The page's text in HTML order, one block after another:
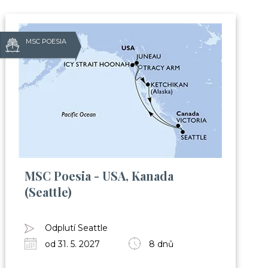
MSC POESIA
MSC Poesia - USA, Kanada
(Seattle)
Odplutí Seattle
od 31. 5. 2027
8 dnů
apod.)